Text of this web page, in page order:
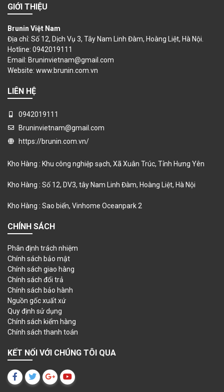
GIỚI THIỆU
Brunin Việt Nam
Địa chỉ: Số 12, Dịch Vụ 3, Tây Nam Linh Đàm, Hoàng Liệt, Hà Nội.
Hotline: 0942019111
Email: Bruninvietnam@gmail.com
Website: www.brunin.com.vn
LIÊN HỆ
0942019111
Bruninvietnam@gmail.com
https://brunin.com.vn/
Kho Hàng : Khu công nghiệp sạch, Xã Xuân Trúc, Tỉnh Hưng Yên
Kho Hàng : Số 12, DV3, tây Nam Linh Đàm, Hoàng Liệt, Hà Nội
Kho Hàng : Sao biển, Vinhome Oceanpark 2
CHÍNH SÁCH
Phân định trách nhiệm
Chính sách bảo mật
Chính sách giao hàng
Chính sách đổi trả
Chính sách bảo hành
Nguồn gốc xuất xứ
Quy định sử dụng
Chính sách kiểm hàng
Chính sách thanh toán
KẾT NỐI VỚI CHÚNG TÔI QUA